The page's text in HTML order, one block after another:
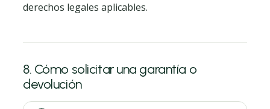
derechos legales aplicables.
8. Cómo solicitar una garantía o
devolución